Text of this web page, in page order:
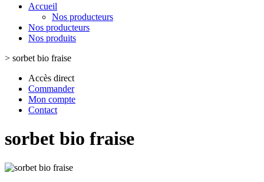
Accueil
Nos producteurs
Nos producteurs
Nos produits
> sorbet bio fraise
Accès direct
Commander
Mon compte
Contact
sorbet bio fraise